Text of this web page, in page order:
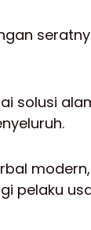
solusi
pelaku